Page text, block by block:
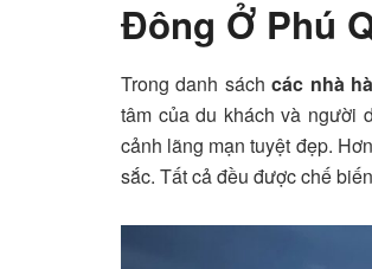
Đông Ở Phú
Trong danh sáchcác nhà
tâm của du khách và người
cảnh lãng mạn tuyệt đẹp.
sắc. Tất cả đều được chế